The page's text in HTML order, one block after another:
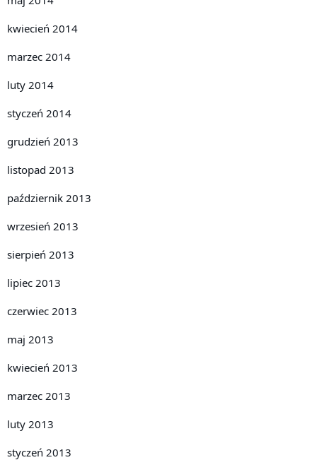
kwiecień 2014
marzec 2014
luty 2014
styczeń 2014
grudzień 2013
listopad 2013
październik 2013
wrzesień 2013
sierpień 2013
lipiec 2013
czerwiec 2013
maj 2013
kwiecień 2013
marzec 2013
luty 2013
styczeń 2013